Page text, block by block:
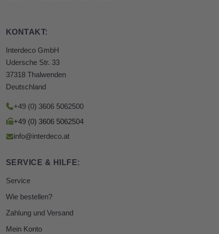
KONTAKT:
Interdeco GmbH
Udersche Str. 33
37318 Thalwenden
Deutschland
+49 (0) 3606 5062500
+49 (0) 3606 5062504
info@interdeco.at
SERVICE & HILFE:
Service
Wie bestellen?
Zahlung und Versand
Mein Konto